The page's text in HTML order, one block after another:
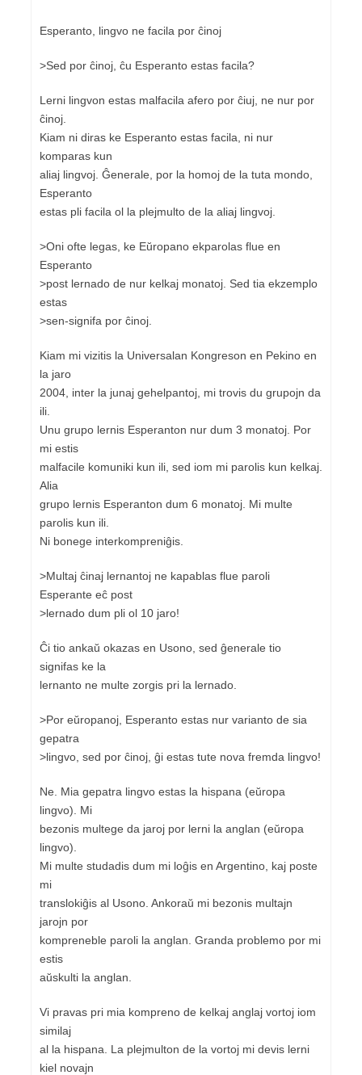
Esperanto, lingvo ne facila por ĉinoj
>Sed por ĉinoj, ĉu Esperanto estas facila?
Lerni lingvon estas malfacila afero por ĉiuj, ne nur por
ĉinoj.
Kiam ni diras ke Esperanto estas facila, ni nur
komparas kun
aliaj lingvoj. Ĝenerale, por la homoj de la tuta mondo,
Esperanto
estas pli facila ol la plejmulto de la aliaj lingvoj.
>Oni ofte legas, ke Eŭropano ekparolas flue en
Esperanto
>post lernado de nur kelkaj monatoj. Sed tia ekzemplo
estas
>sen-signifa por ĉinoj.
Kiam mi vizitis la Universalan Kongreson en Pekino en
la jaro
2004, inter la junaj gehelpantoj, mi trovis du grupojn da
ili.
Unu grupo lernis Esperanton nur dum 3 monatoj. Por
mi estis
malfacile komuniki kun ili, sed iom mi parolis kun kelkaj.
Alia
grupo lernis Esperanton dum 6 monatoj. Mi multe
parolis kun ili.
Ni bonege interkompreniĝis.
>Multaj ĉinaj lernantoj ne kapablas flue paroli
Esperante eĉ post
>lernado dum pli ol 10 jaro!
Ĉi tio ankaŭ okazas en Usono, sed ĝenerale tio
signifas ke la
lernanto ne multe zorgis pri la lernado.
>Por eŭropanoj, Esperanto estas nur varianto de sia
gepatra
>lingvo, sed por ĉinoj, ĝi estas tute nova fremda lingvo!
Ne. Mia gepatra lingvo estas la hispana (eŭropa
lingvo). Mi
bezonis multege da jaroj por lerni la anglan (eŭropa
lingvo).
Mi multe studadis dum mi loĝis en Argentino, kaj poste
mi
translokiĝis al Usono. Ankoraŭ mi bezonis multajn
jarojn por
kompreneble paroli la anglan. Granda problemo por mi
estis
aŭskulti la anglan.
Vi pravas pri mia kompreno de kelkaj anglaj vortoj iom
similaj
al la hispana. La plejmulton de la vortoj mi devis lerni
kiel novajn